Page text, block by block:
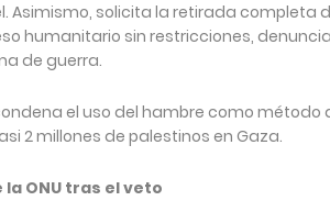
Asimismo, solicita la retirada completa
humanitario sin restricciones,
de guerra.
el uso del hambre como método
2 millones de palestinos en Gaza.
ONU tras el veto